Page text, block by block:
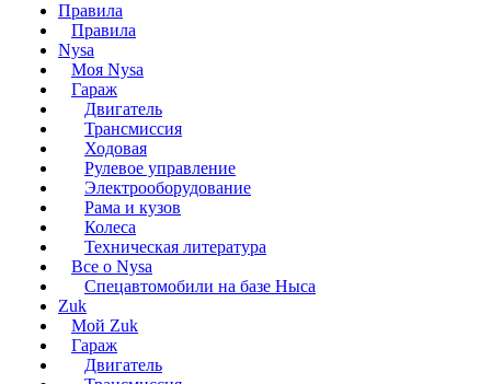
Правила
Правила
Nysa
Моя Nysa
Гараж
Двигатель
Трансмиссия
Ходовая
Рулевое управление
Электрооборудование
Рама и кузов
Колеса
Техническая литература
Все о Nysa
Спецавтомобили на базе Ныса
Zuk
Мой Zuk
Гараж
Двигатель